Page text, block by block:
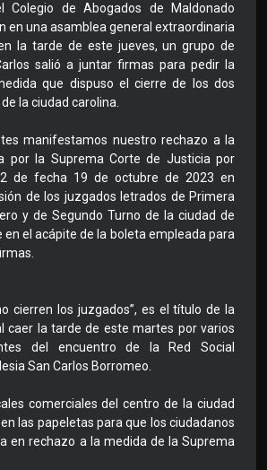
de Abogados de Maldonado
en una asamblea general extraordinaria
la tarde de este jueves, un grupo de
salió a juntar firmas para pedir la
que dispuso el cierre de los dos
la ciudad carolina.
manifestamos nuestro rechazo a la
por la Suprema Corte de Justicia por
de fecha 19 de octubre de 2023 en
de los juzgados letrados de Primera
y de Segundo Turno de la ciudad de
en el acápite de la boleta empleada para
cierren los juzgados”, es el título de la
caer la tarde de este martes por varios
del encuentro de la Red Social
San Carlos Borromeo.
comerciales del centro de la ciudad
las papeletas para que los ciudadanos
en rechazo a la medida de la Suprema